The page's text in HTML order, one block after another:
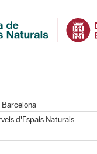
d'Espais Naturals